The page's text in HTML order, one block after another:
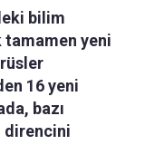
bilim
tamamen yeni
16 yeni
bazı
direncini